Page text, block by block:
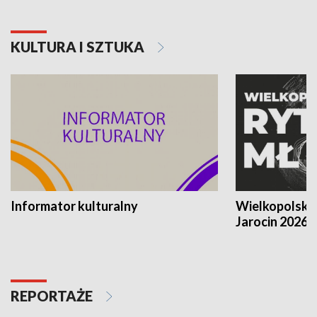
KULTURA I SZTUKA
Informator kulturalny
Jarocin 2026
REPORTAŻE